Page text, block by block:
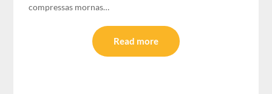
compressas mornas…
Read more